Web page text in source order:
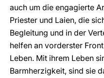
auch um die engagierte
Priester und Laien, die
Begleitung und in der
helfen an vorderster
Leben. Mit ihrem Leben
Barmherzigkeit, sind sie